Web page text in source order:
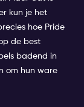
kun je het
hoe Pride
de best
badend in
om hun ware